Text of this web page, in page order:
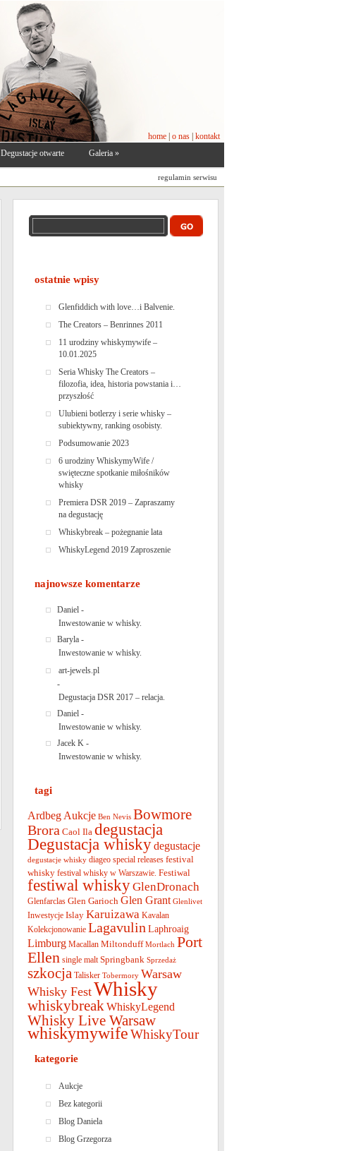
home o nas kontakt
regulamin serwisu
Degustacje otwarte Galeria »
ostatnie wpisy
Glenfiddich with love…i Balvenie.
The Creators – Benrinnes 2011
11 urodziny whiskymywife –
10.01.2025
Seria Whisky The Creators –
filozofia, idea, historia powstania i…
przyszłość
Ulubieni botlerzy i serie whisky –
subiektywny, ranking osobisty.
Podsumowanie 2023
6 urodziny WhiskymyWife /
swięteczne spotkanie miłośników
whisky
Premiera DSR 2019 – Zapraszamy
na degustację
Whiskybreak – pożegnanie lata
WhiskyLegend 2019 Zaproszenie
najnowsze komentarze
Daniel -
Inwestowanie w whisky.
Baryla -
Inwestowanie w whisky.
art-jewels.pl
-
Degustacja DSR 2017 – relacja.
Daniel -
Inwestowanie w whisky.
Jacek K -
Inwestowanie w whisky.
tagi
Ardbeg Aukcje Ben Nevis Bowmore
Brora Caol Ila degustacja
Degustacja whiskydegustacje
degustacje whisky diageo special releases festival
whisky festival whisky w Warszawie. Festiwal
festiwal whiskyGlenDronach
Glenfarclas Glen Garioch Glen Grant Glenlivet
Inwestycje Islay Karuizawa Kavalan
Kolekcjonowanie Lagavulin Laphroaig
Limburg Macallan Miltonduff Mortlach Port
Ellen single malt Springbank Sprzedaż
szkocja Talisker Tobermory Warsaw
Whisky FestWhisky
whiskybreak WhiskyLegend
Whisky Live Warsaw
whiskymywifeWhiskyTour
kategorie
Aukcje
Bez kategorii
Blog Daniela
Blog Grzegorza